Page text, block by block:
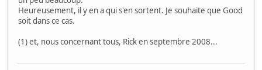
Heureusement, il y en a qui s'en sortent. Je souhaite que Good
soit dans ce cas.
(1) et, nous concernant tous, Rick en septembre 2008...